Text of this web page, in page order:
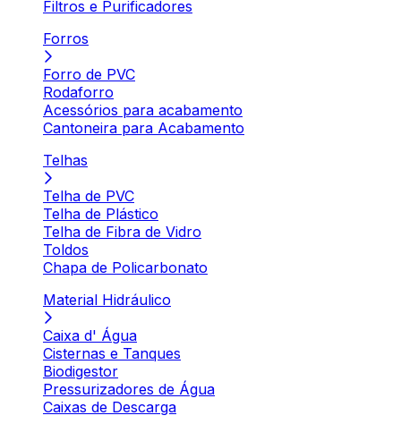
Filtros e Purificadores
Forros
Forro de PVC
Rodaforro
Acessórios para acabamento
Cantoneira para Acabamento
Telhas
Telha de PVC
Telha de Plástico
Telha de Fibra de Vidro
Toldos
Chapa de Policarbonato
Material Hidráulico
Caixa d' Água
Cisternas e Tanques
Biodigestor
Pressurizadores de Água
Caixas de Descarga